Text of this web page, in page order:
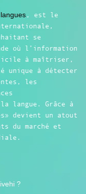
, est le
se
où l’information
à maîtriser,
unique à détecter
les
langue. Grâce à
devient un atout
du marché et
?